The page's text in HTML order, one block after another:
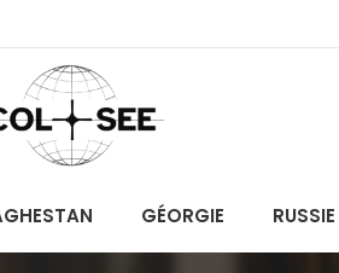
GÉORGIE RUSSIE